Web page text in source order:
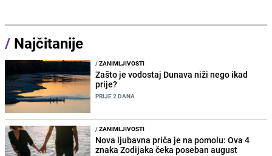
/ Najčitanije
/ZANIMLJIVOSTI
Zašto je vodostaj Dunava niži nego ikad
prije?
PRIJE 2 DANA
/ZANIMLJIVOSTI
Nova ljubavna priča je na pomolu: Ova 4
znaka Zodijaka čeka poseban august